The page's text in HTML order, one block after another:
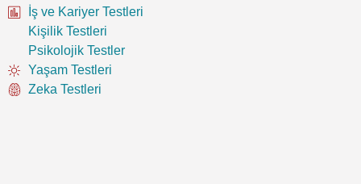
İş ve Kariyer Testleri
Kişilik Testleri
Psikolojik Testler
Yaşam Testleri
Zeka Testleri